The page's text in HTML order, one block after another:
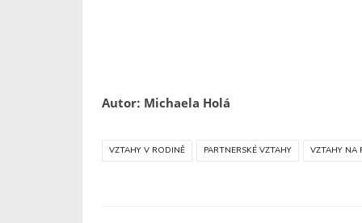
Autor: Michaela Holá
VZTAHY V RODINĚ PARTNERSKÉ VZTAHY VZTAHY NA